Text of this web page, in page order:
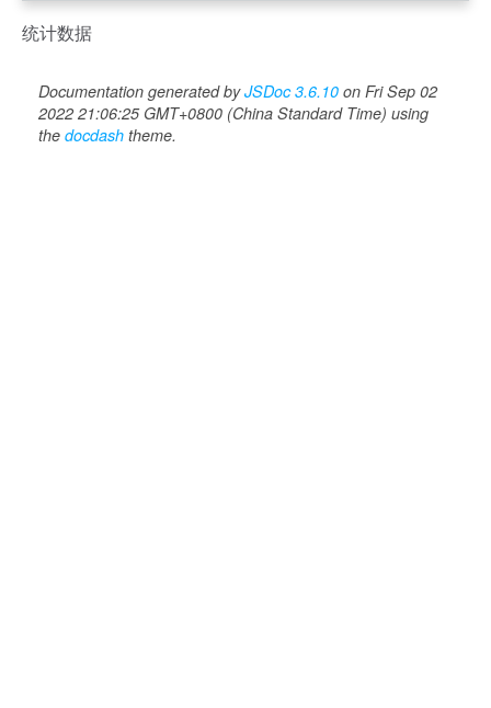
统计数据
Documentation generated byJSDoc 3.6.10 on Fri Sep 02
2022 21:06:25 GMT+0800 (China Standard Time) using
the docdash theme.